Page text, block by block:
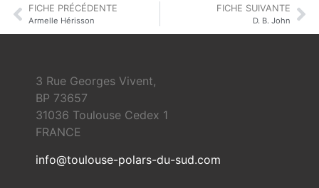
FICHE PRÉCÉDENTE
Armelle Hérisson
FICHE SUIVANTE
D. B. John
3 Rue Georges Vivent,
BP 73657
31036 Toulouse Cedex 1
FRANCE
info@toulouse-polars-du-sud.com